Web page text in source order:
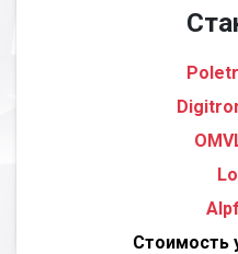
Стоимость